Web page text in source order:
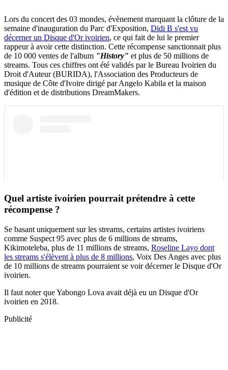
Lors du concert des 03 mondes, évènement marquant la clôture de la
semaine d'inauguration du Parc d'Exposition, Didi B s'est vu
décerner un Disque d'Or ivoirien, ce qui fait de lui le premier
rappeur à avoir cette distinction. Cette récompense sanctionnait plus
de 10 000 ventes de l'album "History" et plus de 50 millions de
streams. Tous ces chiffres ont été validés par le Bureau Ivoirien du
Droit d'Auteur (BURIDA), l'Association des Producteurs de
musique de Côte d'Ivoire dirigé par Angelo Kabila et la maison
d'édition et de distributions DreamMakers.
Quel artiste ivoirien pourrait prétendre à cette
récompense ?
Se basant uniquement sur les streams, certains artistes ivoiriens
comme Suspect 95 avec plus de 6 millions de streams,
Kikimoteleba, plus de 11 millions de streams, Roseline Layo dont
les streams s'élèvent à plus de 8 millions, Voix Des Anges avec plus
de 10 millions de streams pourraient se voir décerner le Disque d'Or
ivoirien.
Il faut noter que Yabongo Lova avait déjà eu un Disque d'Or
ivoirien en 2018.
Publicité